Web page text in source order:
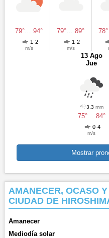
79°… 94°
1-2
m/s
79°… 89°
1-2
m/s
78°
13 Ago
Jue
3.3 mm
75°… 84°
0-4
m/s
Mostrar
AMANECER, OCASO
CIUDAD DE
Amanecer
Mediodía solar